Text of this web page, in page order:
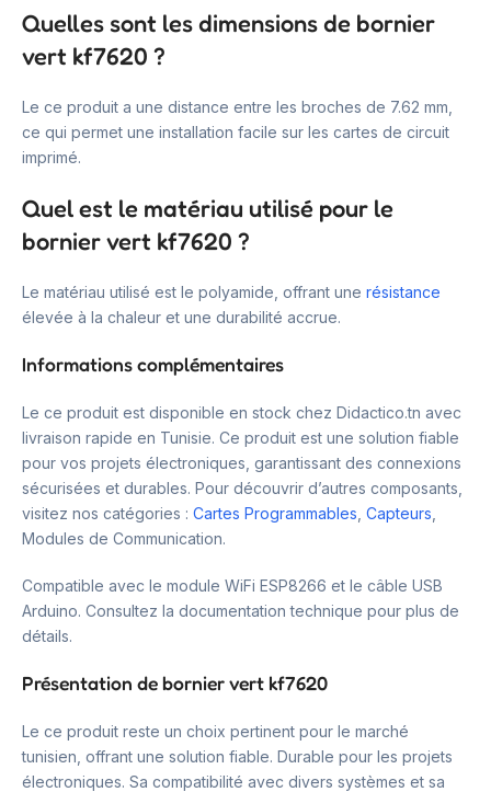
Quelles sont les dimensions de bornier
vert kf7620 ?
Le ce produit a une distance entre les broches de 7.62 mm,
ce qui permet une installation facile sur les cartes de circuit
imprimé.
Quel est le matériau utilisé pour le
bornier vert kf7620 ?
Le matériau utilisé est le polyamide, offrant une résistance
élevée à la chaleur et une durabilité accrue.
Informations complémentaires
Le ce produit est disponible en stock chez Didactico.tn avec
livraison rapide en Tunisie. Ce produit est une solution fiable
pour vos projets électroniques, garantissant des connexions
sécurisées et durables. Pour découvrir d’autres composants,
visitez nos catégories : Cartes Programmables Capteurs
Modules de Communication.
Compatible avec le module WiFi ESP8266 et le câble USB
Arduino. Consultez la documentation technique pour plus de
détails.
Présentation de bornier vert kf7620
Le ce produit reste un choix pertinent pour le marché
tunisien, offrant une solution fiable. Durable pour les projets
électroniques. Sa compatibilité avec divers systèmes et sa